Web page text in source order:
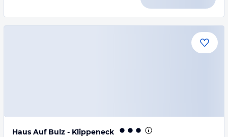
Haus Auf Bulz - Klippeneck